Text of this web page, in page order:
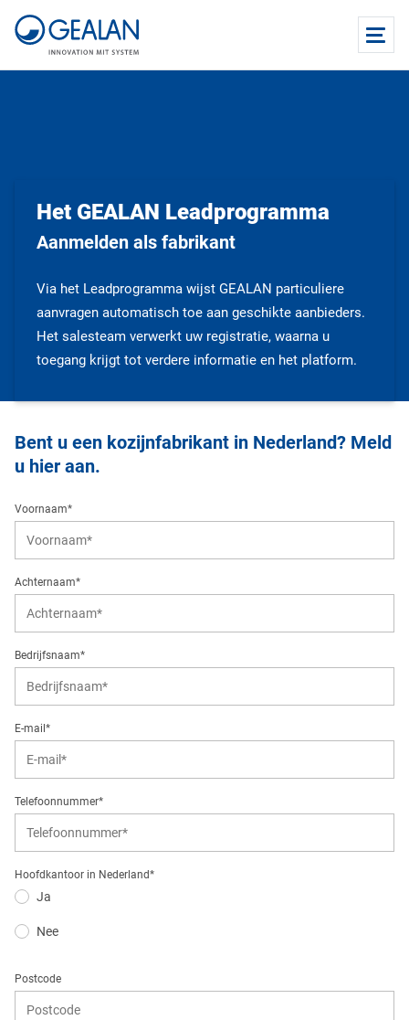
Het GEALAN Leadprogramma
Aanmelden als fabrikant
Via het Leadprogramma wijst GEALAN particuliere
aanvragen automatisch toe aan geschikte aanbieders.
Het salesteam verwerkt uw registratie, waarna u
toegang krijgt tot verdere informatie en het platform.
Bent u een kozijnfabrikant in Nederland? Meld
u hier aan.
Voornaam*
Achternaam*
Bedrijfsnaam*
E-mail*
Telefoonnummer*
Hoofdkantoor in Nederland*
Ja
Nee
Postcode